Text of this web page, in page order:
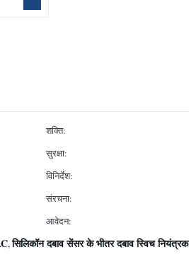
शक्ति:
सुरक्षा:
विनिर्देश:
संरचना:
आवेदन:
,सिलिकॉन दबाव सेंसर के भीतर दबाव स्विच नियंत्रक